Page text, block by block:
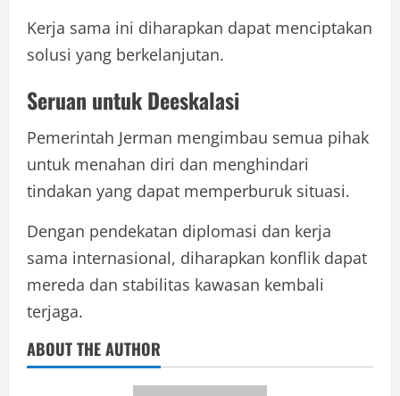
Kerja sama ini diharapkan dapat menciptakan
solusi yang berkelanjutan.
Seruan untuk Deeskalasi
Pemerintah Jerman mengimbau semua pihak
untuk menahan diri dan menghindari
tindakan yang dapat memperburuk situasi.
Dengan pendekatan diplomasi dan kerja
sama internasional, diharapkan konflik dapat
mereda dan stabilitas kawasan kembali
terjaga.
ABOUT THE AUTHOR